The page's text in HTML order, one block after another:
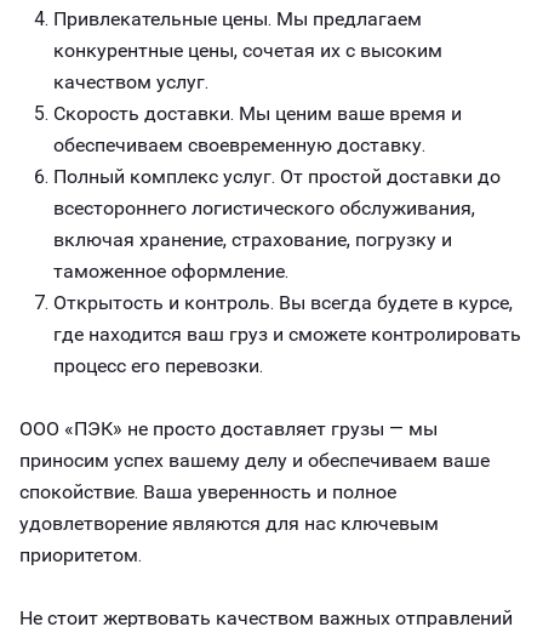
Привлекательные цены. Мы предлагаем
конкурентные цены, сочетая их с высоким
качеством услуг.
Скорость доставки. Мы ценим ваше время и
обеспечиваем своевременную доставку.
Полный комплекс услуг. От простой доставки до
всестороннего логистического обслуживания,
включая хранение, страхование, погрузку и
таможенное оформление.
Открытость и контроль. Вы всегда будете в курсе,
где находится ваш груз и сможете контролировать
процесс его перевозки.
ООО «ПЭК» не просто доставляет грузы — мы
приносим успех вашему делу и обеспечиваем ваше
спокойствие. Ваша уверенность и полное
удовлетворение являются для нас ключевым
приоритетом.
Не стоит жертвовать качеством важных отправлений